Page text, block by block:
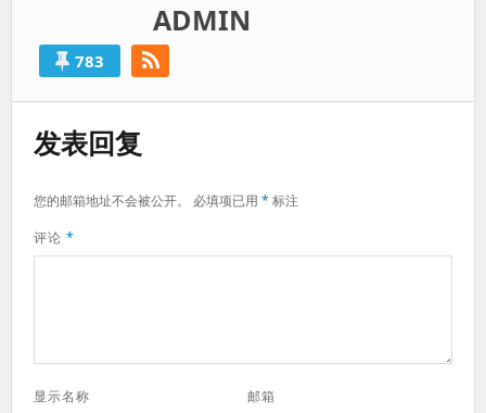
ADMIN
783
发表回复
您的邮箱地址不会被公开。 必填项已用 *标注
评论 *
显示名称 邮箱